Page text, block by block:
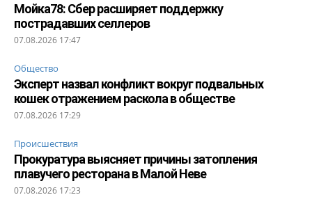
Мойка78: Сбер расширяет поддержку
пострадавших селлеров
07.08.2026 17:47
Общество
Эксперт назвал конфликт вокруг подвальных
кошек отражением раскола в обществе
07.08.2026 17:29
Происшествия
Прокуратура выясняет причины затопления
плавучего ресторана в Малой Неве
07.08.2026 17:23